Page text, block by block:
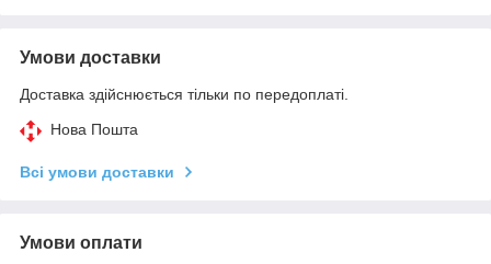
Умови доставки
Доставка здійснюється тільки по передоплаті.
Нова Пошта
Всі умови доставки
Умови оплати